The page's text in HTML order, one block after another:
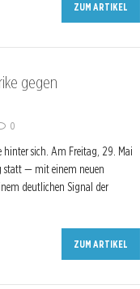
ZUM ARTIKEL
gegen
0
hinter sich. Am Freitag, 29. Mai
— mit einem neuen
deutlichen Signal der
ZUM ARTIKEL